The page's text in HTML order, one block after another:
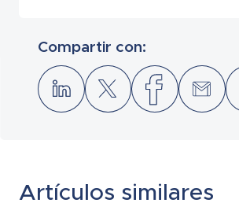
Compartir con:
Artículos similares